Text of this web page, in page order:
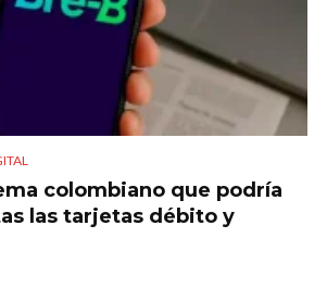
colombiano que podría
las tarjetas débito y